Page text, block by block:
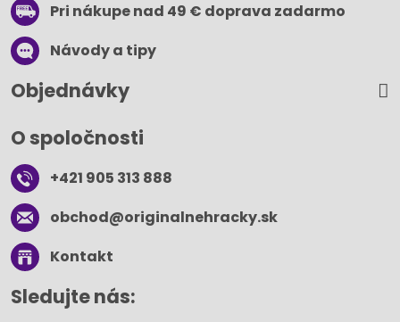
Pri nákupe nad 49 € doprava zadarmo
Návody a tipy
Objednávky
O spoločnosti
+421 905 313 888
obchod​@originalnehracky​.sk
Kontakt
Sledujte nás: